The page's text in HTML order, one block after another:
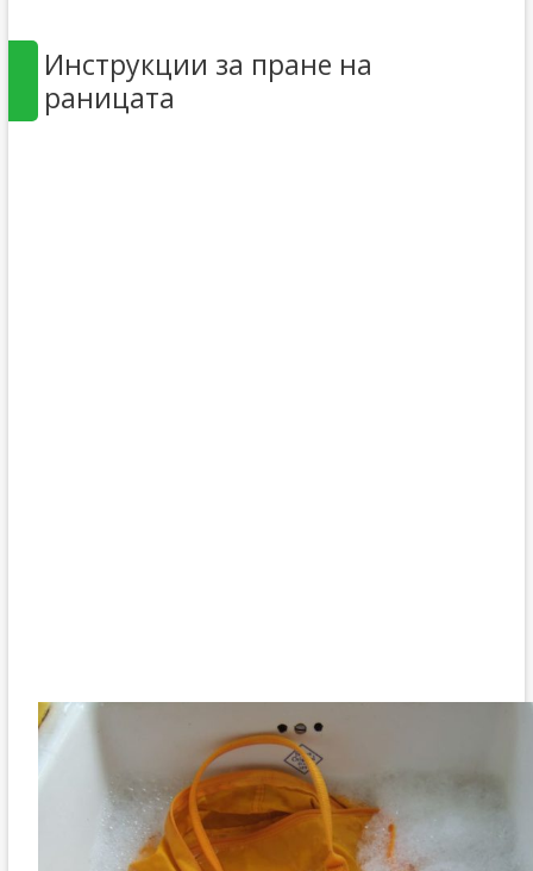
Инструкции за пране на
раницата